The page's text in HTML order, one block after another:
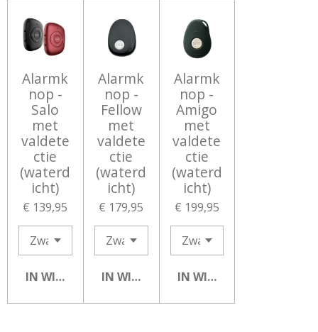
Alarmk
nop -
Salo
met
valdete
ctie
(waterd
icht)
€ 139,95
IN WINKELWAGEN
Alarmk
nop -
Fellow
met
valdete
ctie
(waterd
icht)
€ 179,95
IN WINKELWAGEN
Alarmk
nop -
Amigo
met
valdete
ctie
(waterd
icht)
€ 199,95
IN WINKELWAGEN